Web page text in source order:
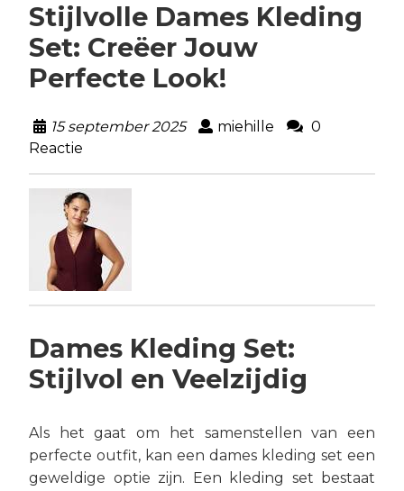
Stijlvolle Dames Kleding
Set: Creëer Jouw
Perfecte Look!
15 september 2025 miehille
0
Reactie
Dames Kleding Set:
Stijlvol en Veelzijdig
Als het gaat om het samenstellen van een
perfecte outfit, kan een dames kleding set een
geweldige optie zijn. Een kleding set bestaat